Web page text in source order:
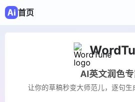
首页
AI英文润色
让你的草稿秒变大师范儿，逐句生